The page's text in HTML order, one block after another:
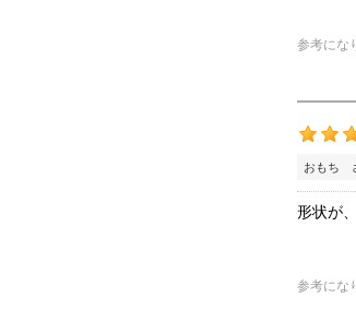
参考にな
おもち
形状が
参考にな